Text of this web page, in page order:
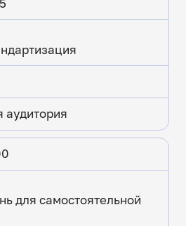
аудитория
для самостоятельной